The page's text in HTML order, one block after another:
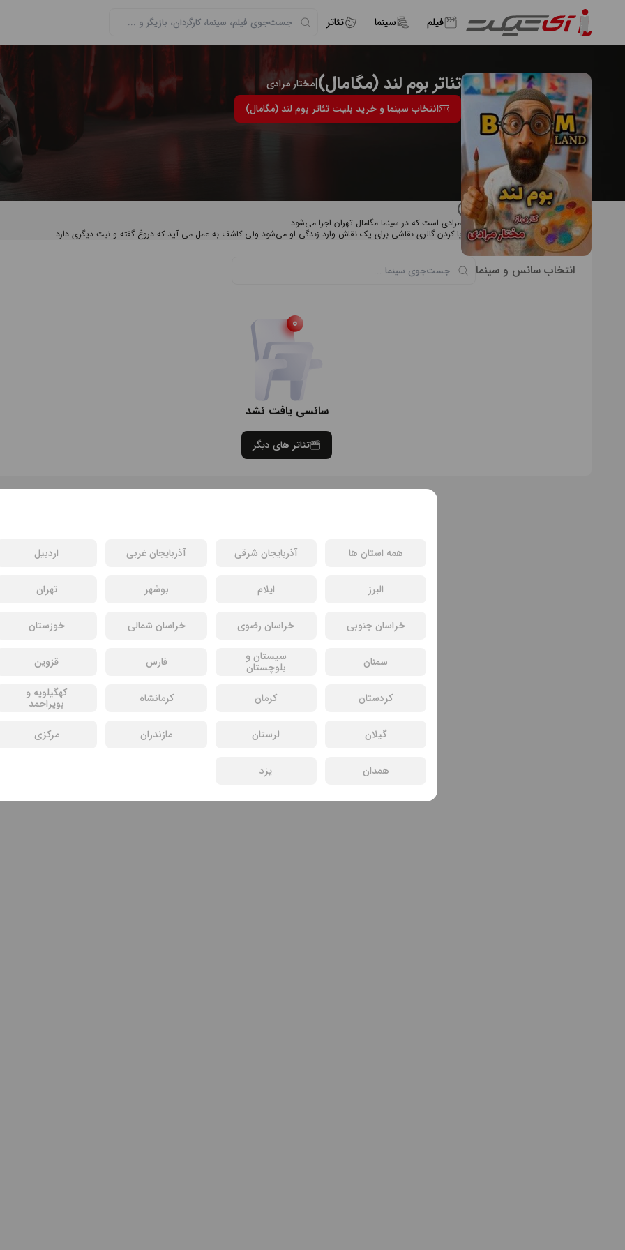
فیلم سینما تئاتر
همه استان ها آذربایجان شرقی آذربایجان غربی اردبیل
البرز ایلام بوشهر تهران
خراسان جنوبی
خراسان رضوی خراسان شمالی خوزستان
سمنان سیستان و
بلوچستان فارس قزوین
کردستان کرمان کرمانشاه کهگیلویه و
بویراحمد
گیلان لرستان مازندران مرکزی
همدان یزد
تئاتر بوم لند (مگامال)|مختار مرادی
انتخاب سینما و خرید بلیت تئاتر بوم لند (مگامال)
درباره تئاتر بوم لند (مگامال)
نمایش گالری عشق به کارگردانی مختار مرادی است که در سینما مگامال تهران اجرا می‌شود.
خلاصه داستان: دختر جوانی به قصد برپا کردن گالری نقاشی برای یک نقاش وارد زندگی او می‌شود ولی کاشف به عمل می آید که دروغ گفته و نیت دیگری دارد...
انتخاب سانس و سینما
سانسی یافت نشد
تئاتر های دیگر